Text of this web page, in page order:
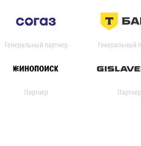
Генеральный партнер Генеральный
Партнер Партнер